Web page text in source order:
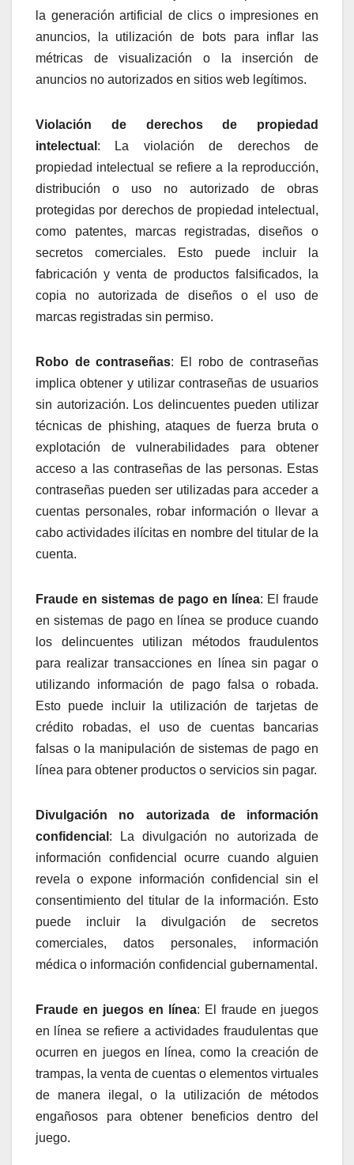
la generación artificial de clics o impresiones en
anuncios, la utilización de bots para inflar las
métricas de visualización o la inserción de
anuncios no autorizados en sitios web legítimos.
Violación de derechos de propiedad
intelectual : La violación de derechos de
propiedad intelectual se refiere a la reproducción,
distribución o uso no autorizado de obras
protegidas por derechos de propiedad intelectual,
como patentes, marcas registradas, diseños o
secretos comerciales. Esto puede incluir la
fabricación y venta de productos falsificados, la
copia no autorizada de diseños o el uso de
marcas registradas sin permiso.
Robo de contraseñas: El robo de contraseñas
implica obtener y utilizar contraseñas de usuarios
sin autorización. Los delincuentes pueden utilizar
técnicas de phishing, ataques de fuerza bruta o
explotación de vulnerabilidades para obtener
acceso a las contraseñas de las personas. Estas
contraseñas pueden ser utilizadas para acceder a
cuentas personales, robar información o llevar a
cabo actividades ilícitas en nombre del titular de la
cuenta.
Fraude en sistemas de pago en línea: El fraude
en sistemas de pago en línea se produce cuando
los delincuentes utilizan métodos fraudulentos
para realizar transacciones en línea sin pagar o
utilizando información de pago falsa o robada.
Esto puede incluir la utilización de tarjetas de
crédito robadas, el uso de cuentas bancarias
falsas o la manipulación de sistemas de pago en
línea para obtener productos o servicios sin pagar.
Divulgación no autorizada de información
confidencial : La divulgación no autorizada de
información confidencial ocurre cuando alguien
revela o expone información confidencial sin el
consentimiento del titular de la información. Esto
puede incluir la divulgación de secretos
comerciales, datos personales, información
médica o información confidencial gubernamental.
Fraude en juegos en línea: El fraude en juegos
en línea se refiere a actividades fraudulentas que
ocurren en juegos en línea, como la creación de
trampas, la venta de cuentas o elementos virtuales
de manera ilegal, o la utilización de métodos
engañosos para obtener beneficios dentro del
juego.